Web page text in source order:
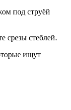
под струёй
срезы стеблей.
ищут